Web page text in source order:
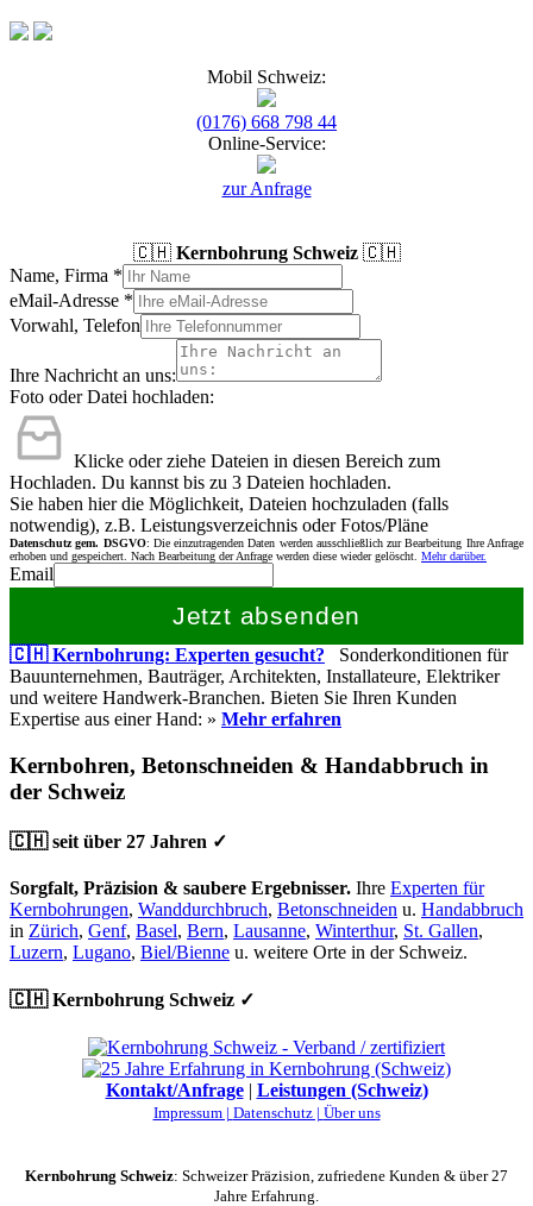
Mobil Schweiz:
(0176) 668 798 44
Online-Service:
zur Anfrage
🇨🇭 Kernbohrung Schweiz🇨🇭
Name, Firma *
eMail-Adresse *
Vorwahl, Telefon
Ihre Nachricht an uns:
Foto oder Datei hochladen:
Klicke oder ziehe Dateien in diesen Bereich zum
Hochladen. Du kannst bis zu 3 Dateien hochladen.
Sie haben hier die Möglichkeit, Dateien hochzuladen (falls
notwendig), z.B. Leistungsverzeichnis oder Fotos/Pläne
Datenschutz gem. DSGVO: Die einzutragenden Daten werden ausschließlich zur Bearbeitung Ihre Anfrage
erhoben und gespeichert. Nach Bearbeitung der Anfrage werden diese wieder gelöscht. Mehr darüber.
Email
Jetzt absenden
🇨🇭 Kernbohrung: Experten gesucht? Sonderkonditionen für
Bauunternehmen, Bauträger, Architekten, Installateure, Elektriker
und weitere Handwerk-Branchen. Bieten Sie Ihren Kunden
Expertise aus einer Hand: » Mehr erfahren
Kernbohren, Betonschneiden & Handabbruch in
der Schweiz
🇨🇭 seit über 27 Jahren ✓
Sorgfalt, Präzision & saubere Ergebnisser. Ihre Experten für
Kernbohrungen, Wanddurchbruch, Betonschneiden u. Handabbruch
in Zürich, Genf, Basel, Bern, Lausanne, Winterthur, St. Gallen,
Luzern, Lugano, Biel/Bienne u. weitere Orte in der Schweiz.
🇨🇭 Kernbohrung Schweiz ✓
Kontakt/Anfrage| Leistungen (Schweiz)
Impressum | Datenschutz | Über uns
Kernbohrung Schweiz: Schweizer Präzision, zufriedene Kunden & über 27
Jahre Erfahrung.